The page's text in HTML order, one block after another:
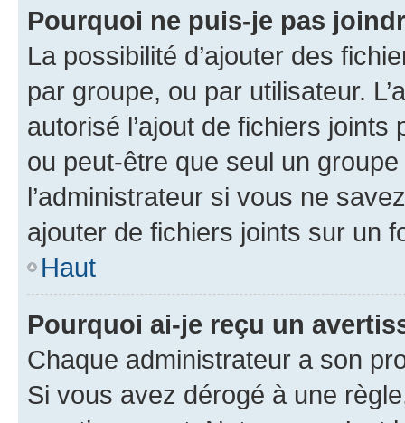
Pourquoi ne puis-je pas
La possibilité d’ajouter des
par groupe, ou par utilisateur.
autorisé l’ajout de fichiers
ou peut-être que seul un
l’administrateur si vous ne
ajouter de fichiers joints sur un
Haut
Pourquoi ai-je reçu un
Chaque administrateur a son
Si vous avez dérogé à une